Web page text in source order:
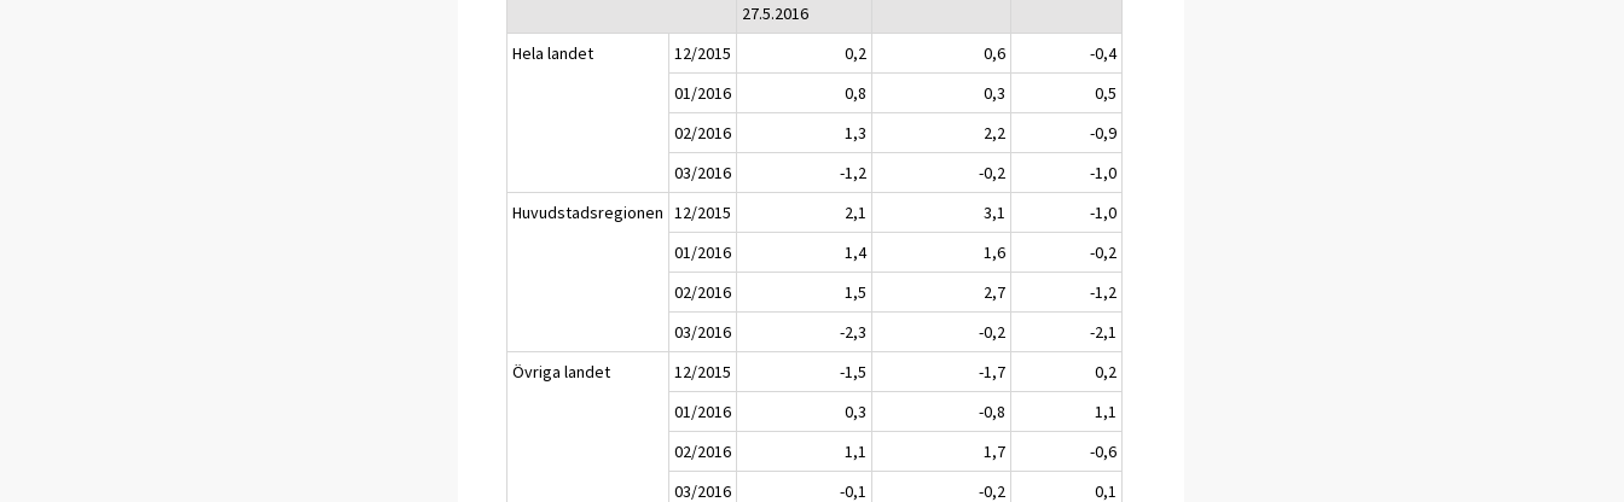
27.5.2016
Hela landet 12/2015 0,2 0,6
-0,4
01/2016
0,8 0,3
0,5
02/2016
1,3 2,2
-0,9
03/2016
-1,2 -0,2
-1,0
Huvudstadsregionen
12/2015 2,1 3,1
-1,0
01/2016
1,4 1,6
-0,2
02/2016
1,5 2,7
-1,2
03/2016
-2,3 -0,2
-2,1
Övriga landet
12/2015 -1,5 -1,7
0,2
01/2016
0,3 -0,8
1,1
02/2016
1,1 1,7
-0,6
03/2016
-0,1 -0,2 0,1